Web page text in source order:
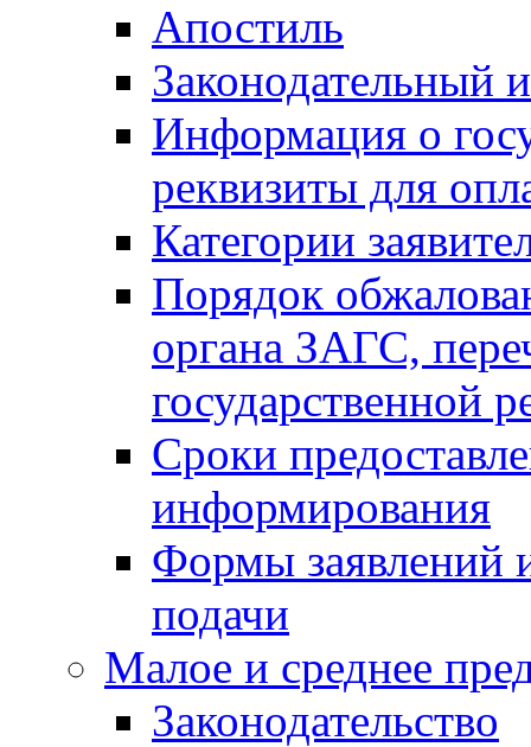
Апостиль
Законодательный
Информация о
реквизиты для
Категории
Порядок
органа ЗАГС,
государственной
Сроки
информирования
Формы заявлений
подачи
Малое и среднее
Законодательство